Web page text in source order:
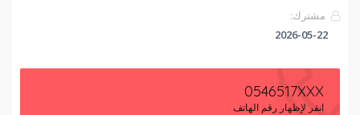
مشترك:
2026-05-22
0546517XXX
انقر لإظهار رقم الهاتف